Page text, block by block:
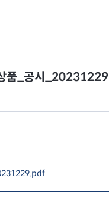
품_공시_20231229